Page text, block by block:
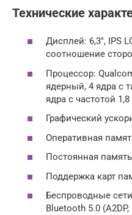
Технические
Дисплей: 6,3″, IPS
соотношение
Процессор:
ядерный, 4 ядра с
ядра с частотой
Графический
Оперативная
Постоянная
Поддержка карт
Беспроводные
Bluetooth 5.0 (A2DP,